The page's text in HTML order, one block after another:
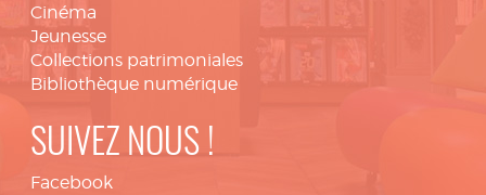
Cinéma
Jeunesse
Collections patrimoniales
Bibliothèque numérique
SUIVEZ NOUS !
Facebook